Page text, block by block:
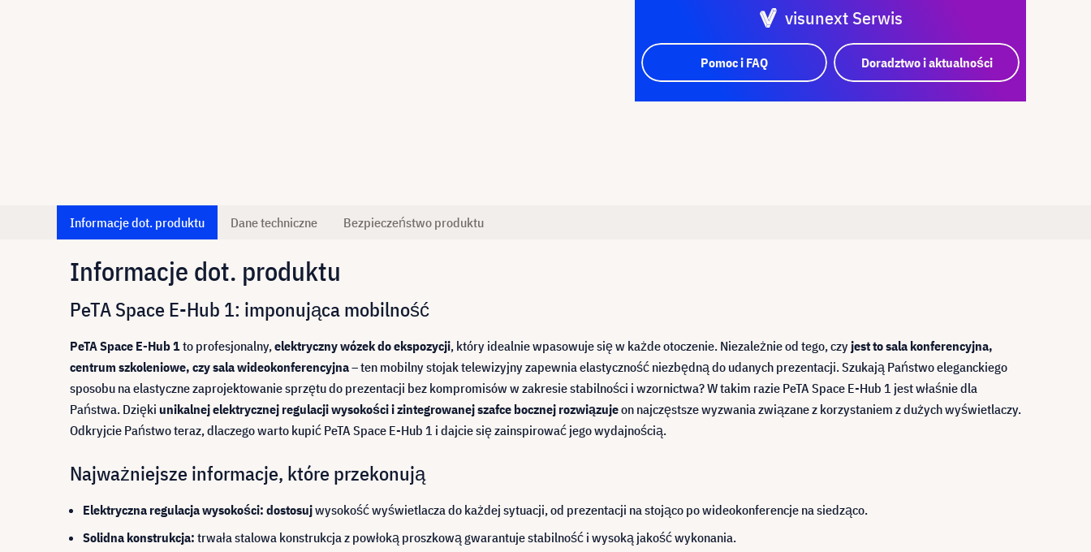
visunext Serwis
Pomoc i FAQ Doradztwo i aktualności
Informacje dot. produktu Dane techniczne Bezpieczeństwo produktu
Informacje dot. produktu
PeTA Space E-Hub 1: imponująca mobilność
PeTA Space E-Hub 1to profesjonalny,elektryczny wózek do ekspozycji, który idealnie wpasowuje się w każde otoczenie. Niezależnie od tego, czyjest to sala konferencyjna,
centrum szkoleniowe, czy sala wideokonferencyjna– ten mobilny stojak telewizyjny zapewnia elastyczność niezbędną do udanych prezentacji. Szukają Państwo eleganckiego
sposobu na elastyczne zaprojektowanie sprzętu do prezentacji bez kompromisów w zakresie stabilności i wzornictwa? W takim razie PeTA Space E-Hub 1 jest właśnie dla
Państwa. Dzięki unikalnej elektrycznej regulacji wysokości i zintegrowanej szafce bocznej rozwiązujeon najczęstsze wyzwania związane z korzystaniem z dużych wyświetlaczy.
Odkryjcie Państwo teraz, dlaczego warto kupić PeTA Space E-Hub 1 i dajcie się zainspirować jego wydajnością.
Najważniejsze informacje, które przekonują
Elektryczna regulacja wysokości: dostosujwysokość wyświetlacza do każdej sytuacji, od prezentacji na stojąco po wideokonferencje na siedząco.
Solidna konstrukcja: trwała stalowa konstrukcja z powłoką proszkową gwarantuje stabilność i wysoką jakość wykonania.